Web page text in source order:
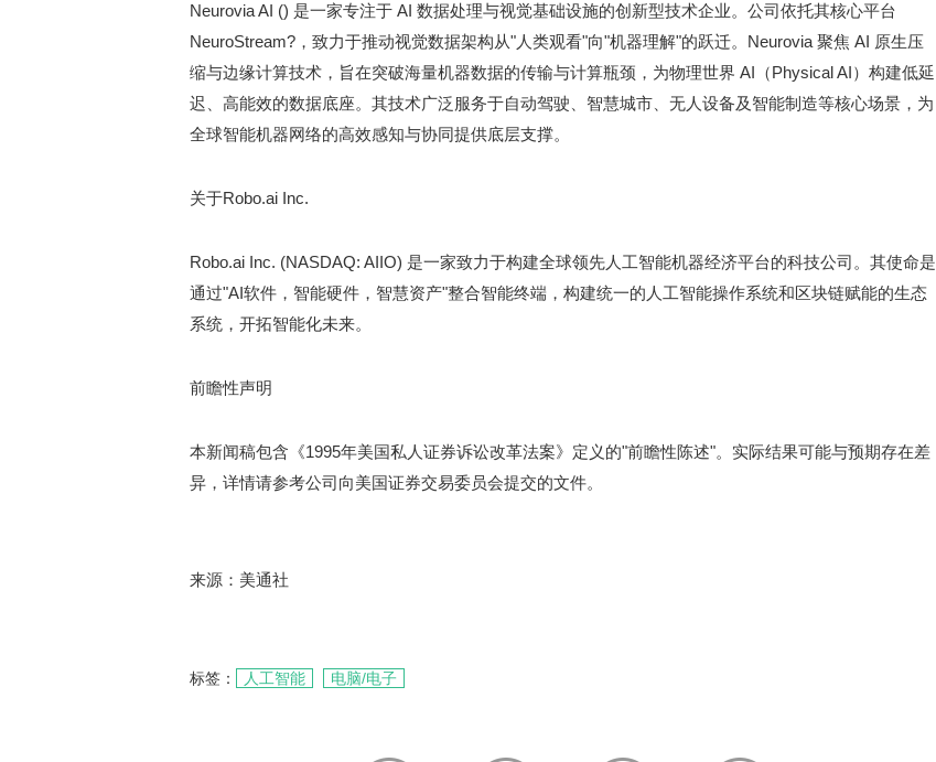
Neurovia AI () 是一家专注于 AI 数据处理与视觉基础设施的创新型技术企业。公司依托其核心平台
NeuroStream?，致力于推动视觉数据架构从"人类观看"向"机器理解"的跃迁。Neurovia 聚焦 AI 原生压
缩与边缘计算技术，旨在突破海量机器数据的传输与计算瓶颈，为物理世界 AI（Physical AI）构建低延
迟、高能效的数据底座。其技术广泛服务于自动驾驶、智慧城市、无人设备及智能制造等核心场景，为
全球智能机器网络的高效感知与协同提供底层支撑。
关于Robo.ai Inc.
Robo.ai Inc. (NASDAQ: AIIO) 是一家致力于构建全球领先人工智能机器经济平台的科技公司。其使命是
通过"AI软件，智能硬件，智慧资产"整合智能终端，构建统一的人工智能操作系统和区块链赋能的生态
系统，开拓智能化未来。
前瞻性声明
本新闻稿包含《1995年美国私人证券诉讼改革法案》定义的"前瞻性陈述"。实际结果可能与预期存在差
异，详情请参考公司向美国证券交易委员会提交的文件。
来源：美通社
标签： 人工智能 电脑/电子